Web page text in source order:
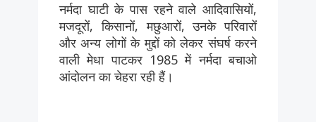
नर्मदा घाटी के पास रहने वाले आदिवासियों,
मजदूरों, किसानों, मछुआरों, उनके परिवारों
और अन्य लोगों के मुद्दों को लेकर संघर्ष करने
वाली मेधा पाटकर 1985 में नर्मदा बचाओ
आंदोलन का चेहरा रही हैं।